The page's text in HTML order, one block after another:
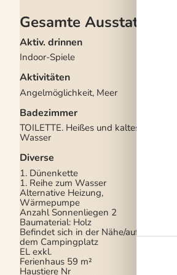
Gesamte Ausstattung
Aktiv. drinnen
Indoor-Spiele
Aktivitäten
Angelmöglichkeit, Meer
Badezimmer
TOILETTE. Heißes und kaltes
Wasser
Diverse
1. Dünenkette
1. Reihe zum Wasser
Alternative Heizung,
Wärmepumpe
Anzahl Sonnenliegen 2
Baumaterial: Holz
Befindet sich in der Nähe/auf
dem Campingplatz
EL exkl.
Ferienhaus 59 m²
Haustiere Nr